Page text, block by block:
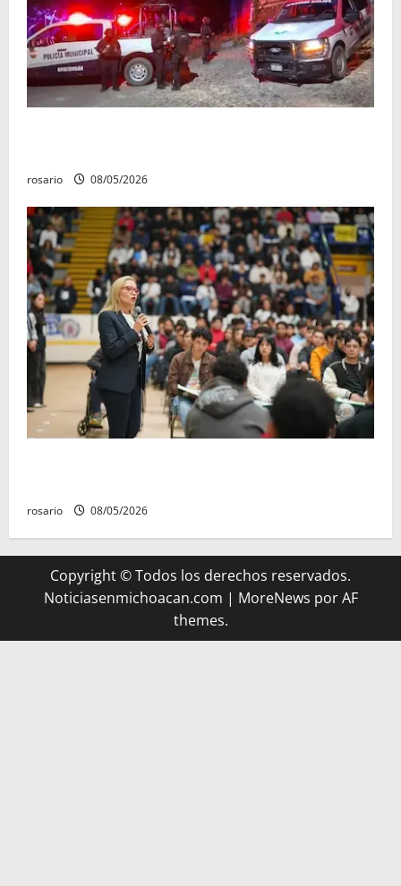
rosario 08/05/2026
rosario 08/05/2026
Copyright © Todos los derechos reservados.
Noticiasenmichoacan.com | MoreNews por AF
themes.